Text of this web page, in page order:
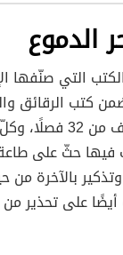
الدموع
التي صنّفها
كتب الرقائق
في نحو 200 صفحة
حثّ على
بالآخرة من
على تحذير